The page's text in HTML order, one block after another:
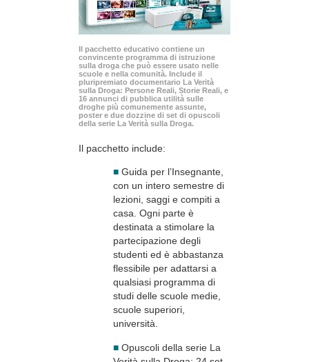
Il pacchetto educativo contiene un
convincente programma di istruzione
sulla droga che può essere usato nelle
scuole e nella comunità. Include il
pluripremiato documentario La Verità
sulla Droga: Persone Reali, Storie Reali, e
16 annunci di pubblica utilità sulle
droghe più comunemente assunte,
poster e due dozzine di set di opuscoli
della serie La Verità sulla Droga.
Il pacchetto include:
■ Guida per l’Insegnante,
con un intero semestre di
lezioni, saggi e compiti a
casa. Ogni parte è
destinata a stimolare la
partecipazione degli
studenti ed è abbastanza
flessibile per adattarsi a
qualsiasi programma di
studi delle scuole medie,
scuole superiori,
università.
■ Opuscoli della serie La